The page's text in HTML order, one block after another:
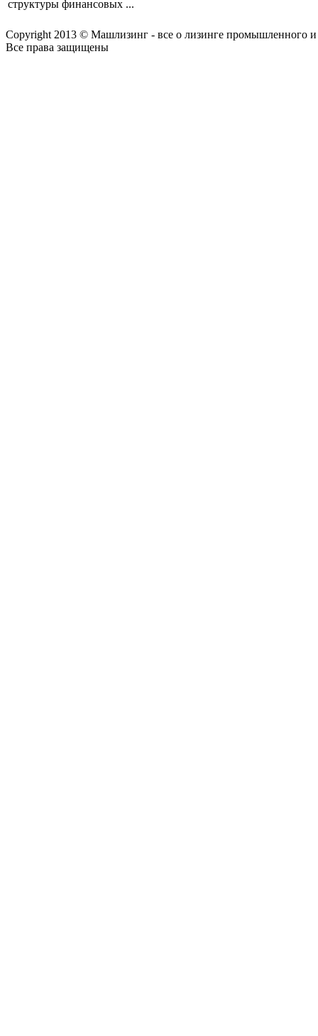
структуры финансовых ...
Copyright 2013 © Машлизинг - все о лизинге промышленного и
Все права защищены